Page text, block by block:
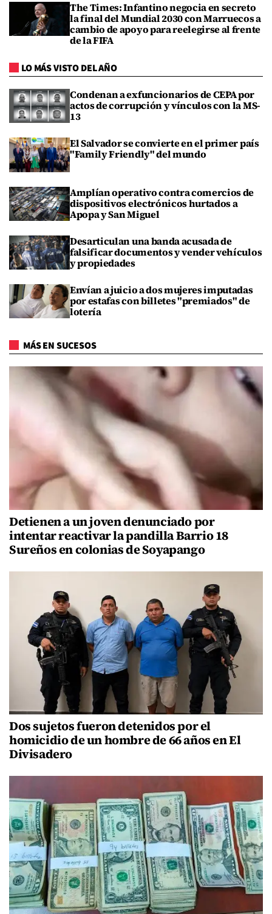
The Times: Infantino negocia en secreto
la final del Mundial 2030 con Marruecos a
cambio de apoyo para reelegirse al frente
de la FIFA
LO MÁS VISTO DEL AÑO
Condenan a exfuncionarios de CEPA por
actos de corrupción y vínculos con la MS-
13
El Salvador se convierte en el primer país
"Family Friendly" del mundo
Amplían operativo contra comercios de
dispositivos electrónicos hurtados a
Apopa y San Miguel
Desarticulan una banda acusada de
falsificar documentos y vender vehículos
y propiedades
Envían a juicio a dos mujeres imputadas
por estafas con billetes "premiados" de
lotería
MÁS EN SUCESOS
Detienen a un joven denunciado por
intentar reactivar la pandilla Barrio 18
Sureños en colonias de Soyapango
Dos sujetos fueron detenidos por el
homicidio de un hombre de 66 años en El
Divisadero